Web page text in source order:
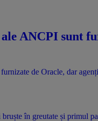
ANCPI sunt
în greutate și primul